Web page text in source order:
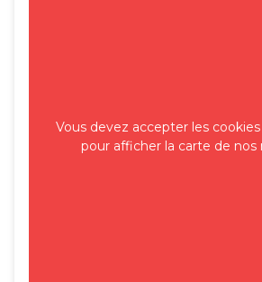
Vous devez accepter les
pour afficher la carte de nos